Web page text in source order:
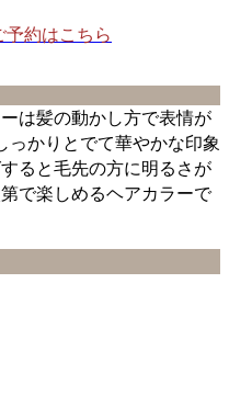
予約はこちら
は髪の動かし方で表情が
っかりとでて華やかな印象
ると毛先の方に明るさが
で楽しめるヘアカラーで